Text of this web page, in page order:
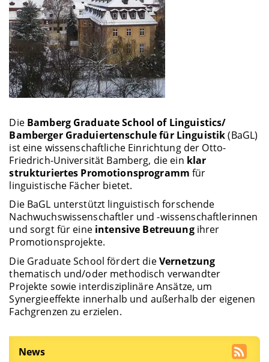
Die Bamberg Graduate School of Linguistics/
Bamberger Graduiertenschule für Linguistik(BaGL)
ist eine wissenschaftliche Einrichtung der Otto-
Friedrich-Universität Bamberg, die ein klar
strukturiertes Promotionsprogramm für
linguistische Fächer bietet.
Die BaGL unterstützt linguistisch forschende
Nachwuchswissenschaftler und -wissenschaftlerinnen
und sorgt für eine intensive Betreuungihrer
Promotionsprojekte.
Die Graduate School fördert dieVernetzung
thematisch und/oder methodisch verwandter
Projekte sowie interdisziplinäre Ansätze, um
Synergieeffekte innerhalb und außerhalb der eigenen
Fachgrenzen zu erzielen.
News